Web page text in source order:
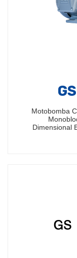
Motobomba
Dimensional